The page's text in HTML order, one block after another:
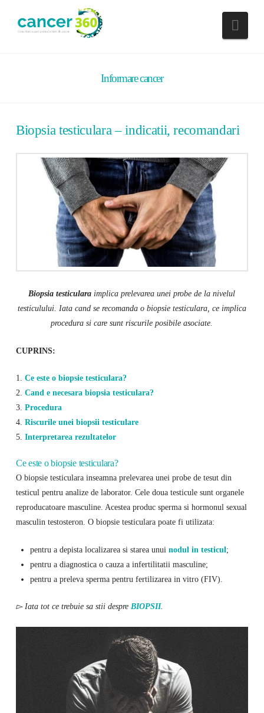
Informare cancer
Biopsia testiculara – indicatii, recomandari
Biopsia testiculara implica prelevarea unei probe de la nivelul
testiculului. Iata cand se recomanda o biopsie testiculara, ce implica
procedura si care sunt riscurile posibile asociate.
CUPRINS:
1. Ce este o biopsie testiculara?
2. Cand e necesara biopsia testiculara?
3. Procedura
4. Riscurile unei biopsii testiculare
5. Interpretarea rezultatelor
Ce este o biopsie testiculara?
O biopsie testiculara inseamna prelevarea unei probe de tesut din
testicul pentru analize de laborator. Cele doua testicule sunt organele
reproducatoare masculine. Acestea produc sperma si hormonul sexual
masculin testosteron. O biopsie testiculara poate fi utilizata:
pentru a depista localizarea si starea unui nodul in testicul;
pentru a diagnostica o cauza a infertilitatii masculine;
pentru a preleva sperma pentru fertilizarea in vitro (FIV).
▻ Iata tot ce trebuie sa stii despre BIOPSII.